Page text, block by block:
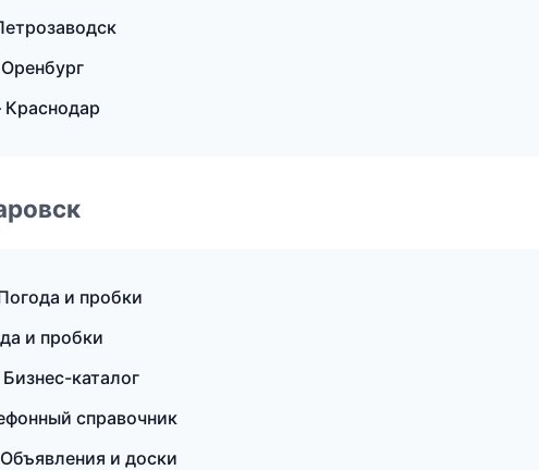
и пробки
и пробки
каталог
справочник
и доски